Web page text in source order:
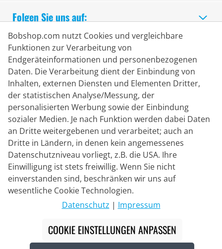
Livechat
Folgen Sie uns auf:
Sicheres Einkaufen
Lieferpartner
Bobshop.com nutzt Cookies und vergleichbare
Funktionen zur Verarbeitung von
Endgeräteinformationen und personenbezogenen
Daten. Die Verarbeitung dient der Einbindung von
Inhalten, externen Diensten und Elementen Dritter,
der statistischen Analyse/Messung, der
personalisierten Werbung sowie der Einbindung
sozialer Medien. Je nach Funktion werden dabei Daten
an Dritte weitergebenen und verarbeitet; auch an
Dritte in Ländern, in denen kein angemessenes
Datenschutzniveau vorliegt, z.B. die USA. Ihre
Einwilligung ist stets freiwillig. Wenn Sie nicht
einverstanden sind, beschränken wir uns auf
wesentliche Cookie Technologien.
Datenschutz | Impressum
COOKIE EINSTELLUNGEN ANPASSEN